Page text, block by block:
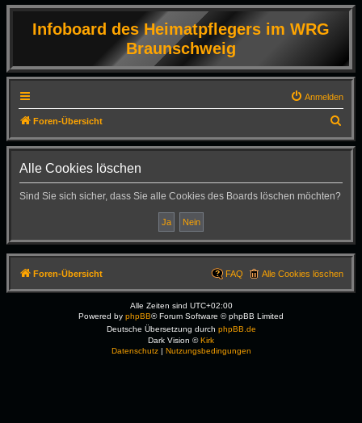
Infoboard des Heimatpflegers im WRG
Braunschweig
Anmelden
Foren-Übersicht
u
Alle Cookies löschen
Sind Sie sich sicher, dass Sie alle Cookies des Boards löschen möchten?
Foren-Übersicht Alle Cookies löschen
FAQ
Alle Zeiten sind UTC+02:00
Powered by phpBB® Forum Software © phpBB Limited
Deutsche Übersetzung durch phpBB.de
Dark Vision ©Kirk
Datenschutz| Nutzungsbedingungen